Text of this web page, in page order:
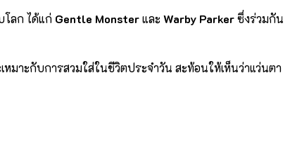
โลก ได้แก่ Gentle Monsterและ Warby Parkerซึ่งร่วมกัน
มาะกับการสวมใส่ในชีวิตประจำวัน สะท้อนให้เห็นว่าแว่นตา